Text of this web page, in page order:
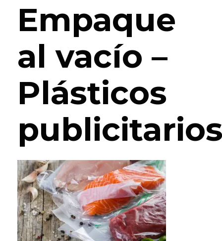
Empaque
al vacío –
Plásticos